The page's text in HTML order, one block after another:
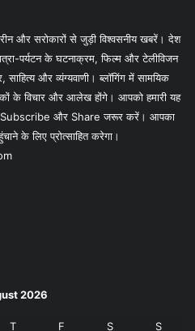
और सरोकारों से जुड़ी विश्वसनीय खबरें। देश
पर्यटन के घटनाक्रम, फिल्म और टेलीविजन
और व्यंग्यवाणी। ब्लॉगिंग में सामयिक
के विचार और आलेख होंगे। आपको हमारी यह
Subscribe और Share जरूर करें। आपका
के लिए प्रोत्साहित करेगा।
2026
T F S S